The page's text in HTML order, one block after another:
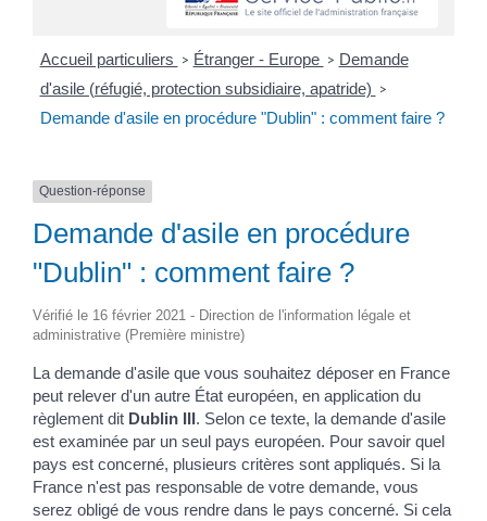
Accueil particuliers > Étranger - Europe > Demande
d'asile (réfugié, protection subsidiaire, apatride) >
Demande d'asile en procédure "Dublin" : comment faire ?
Question-réponse
Demande d'asile en procédure
"Dublin" : comment faire ?
Vérifié le 16 février 2021 - Direction de l'information légale et
administrative (Première ministre)
La demande d'asile que vous souhaitez déposer en France
peut relever d'un autre État européen, en application du
règlement dit Dublin III. Selon ce texte, la demande d'asile
est examinée par un seul pays européen. Pour savoir quel
pays est concerné, plusieurs critères sont appliqués. Si la
France n'est pas responsable de votre demande, vous
serez obligé de vous rendre dans le pays concerné. Si cela